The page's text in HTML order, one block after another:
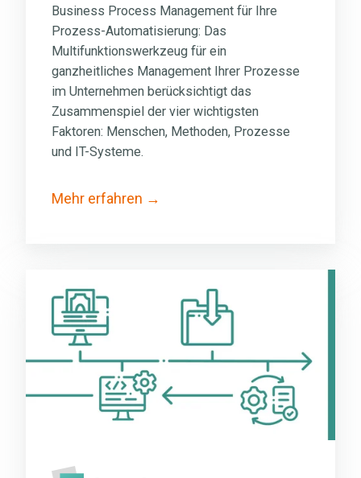
Business Process Management für Ihre
Prozess-Automatisierung: Das
Multifunktionswerkzeug für ein
ganzheitliches Management Ihrer Prozesse
im Unternehmen berücksichtigt das
Zusammenspiel der vier wichtigsten
Faktoren: Menschen, Methoden, Prozesse
und IT-Systeme.
Mehr erfahren
management